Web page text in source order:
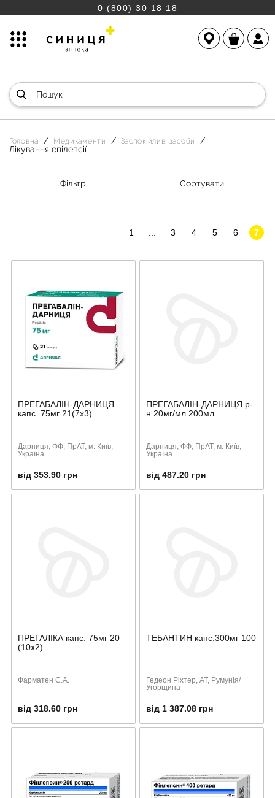
0 (800) 30 18 18
Головна Медикаменти Заспокійливі засоби
Лікування епілепсії
Фільтр Сортувати
1 3 4 5 6 7
ПРЕГАБАЛІН-ДАРНИЦЯ
капс. 75мг 21(7х3)
Дарниця, ФФ, ПрАТ, м. Київ,
Україна
від 353.90 грн
ПРЕГАБАЛІН-ДАРНИЦЯ р-
н 20мг/мл 200мл
Дарниця, ФФ, ПрАТ, м. Київ,
Україна
від 487.20 грн
ПРЕГАЛІКА капс. 75мг 20
(10х2)
Фарматен С.А.
від 318.60 грн
ТЕБАНТИН капс.300мг 100
Гедеон Ріхтер, АТ, Румунія/
Угорщина
від 1 387.08 грн